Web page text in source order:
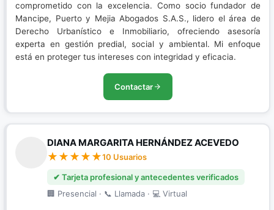
comprometido con la excelencia. Como socio fundador de
Mancipe, Puerto y Mejia Abogados S.A.S., lidero el área de
Derecho Urbanístico e Inmobiliario, ofreciendo asesoría
experta en gestión predial, social y ambiental. Mi enfoque
está en proteger tus intereses con integridad y eficacia.
Contactar
DIANA MARGARITA HERNÁNDEZ ACEVEDO
10 Usuarios
✔ Tarjeta profesional y antecedentes verificados
🏢 Presencial · 📞 Llamada · 💻 Virtual